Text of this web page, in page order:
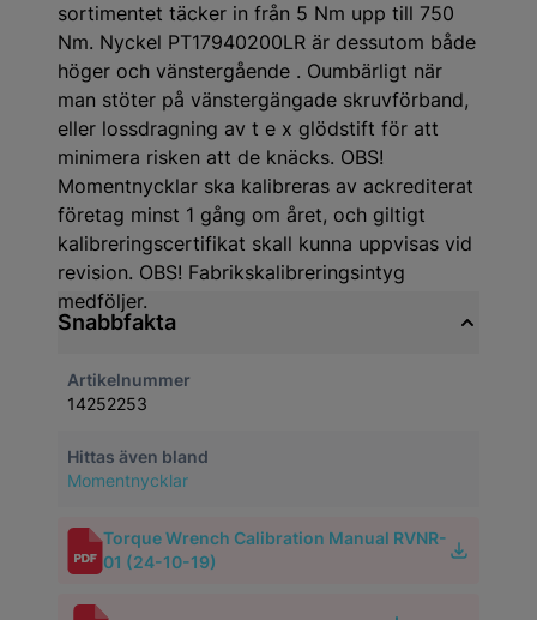
sortimentet täcker in från 5 Nm upp till 750
Nm. Nyckel PT17940200LR är dessutom både
höger och vänstergående . Oumbärligt när
man stöter på vänstergängade skruvförband,
eller lossdragning av t e x glödstift för att
minimera risken att de knäcks. OBS!
Momentnycklar ska kalibreras av ackrediterat
företag minst 1 gång om året, och giltigt
kalibreringscertifikat skall kunna uppvisas vid
revision. OBS! Fabrikskalibreringsintyg
medföljer.
Snabbfakta
Artikelnummer
14252253
Hittas även bland
Momentnycklar
Torque Wrench Calibration Manual RVNR-
01 (24-10-19)